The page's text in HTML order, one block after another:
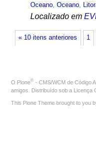
Oceano, Oceano,
Localizado em
« 10 itens anteriores 1
O Plone® - CMS/WCM de Código
amigos. Distribuído sob a Licença
This Plone Theme brought to you